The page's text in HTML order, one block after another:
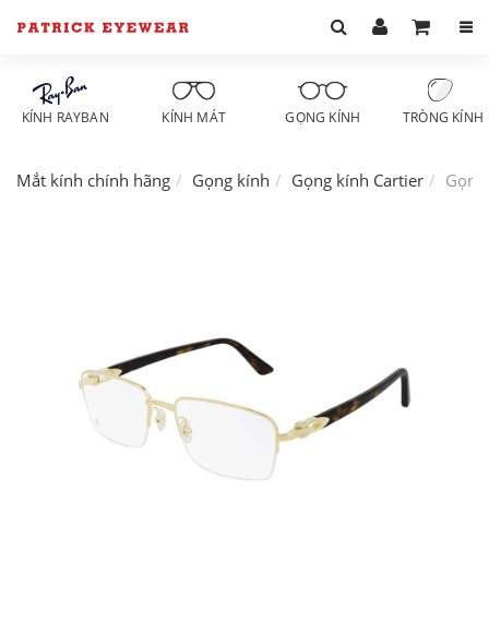
KÍNH RAYBAN KÍNH MÁT GỌNG KÍNH TRÒNG KÍNH
Mắt kính chính hãng Gọng kính Gọng kính Cartier